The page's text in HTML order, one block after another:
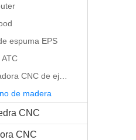
espuma EPS
de madera
CNC
CNC